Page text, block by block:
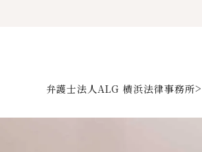
弁護士法人ALG 横浜法律事務所>